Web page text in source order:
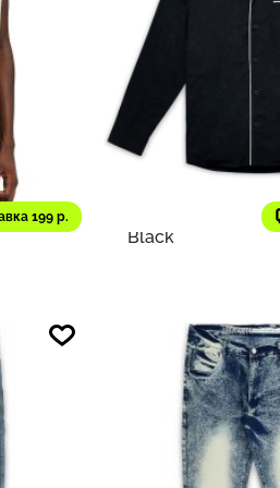
199 р.
|
4 970 ₽
Оригинал
Long Sleeve
Black